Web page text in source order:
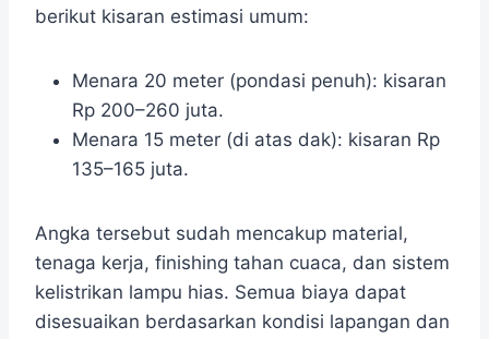
berikut kisaran estimasi umum:
Menara 20 meter (pondasi penuh): kisaran
Rp 200–260 juta.
Menara 15 meter (di atas dak): kisaran Rp
135–165 juta.
Angka tersebut sudah mencakup material,
tenaga kerja, finishing tahan cuaca, dan sistem
kelistrikan lampu hias. Semua biaya dapat
disesuaikan berdasarkan kondisi lapangan dan